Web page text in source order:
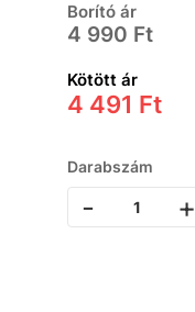
Borító ár
4 990 Ft
Kötött ár
4 491 Ft
Darabszám
- +